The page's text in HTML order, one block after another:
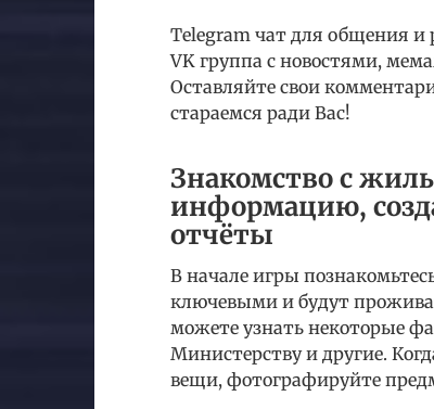
Telegram чат для общения
VK группа с новостями,
Оставляйте свои
стараемся ради Вас!
Знакомство с
информацию,
отчёты
В начале игры
ключевыми и будут
можете узнать некоторые
Министерству и другие.
вещи, фотографируйте